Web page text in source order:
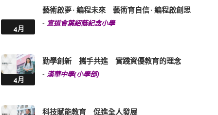
4月
藝術啟夢 · 編程未來 藝術育自信 · 編程啟創思
- 宣道會葉紹蔭紀念小學
4月
勤學創新 攜手共進 實踐資優教育的理念
- 漢華中學(小學部)
科技賦能教育 促進全人發展